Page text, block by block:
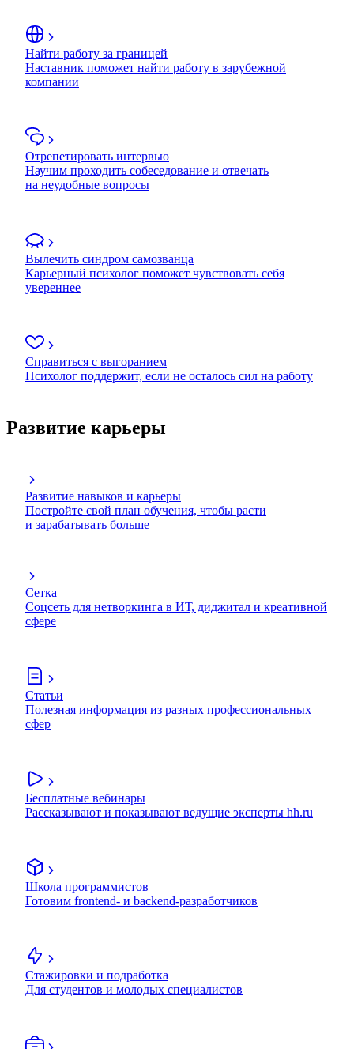
Найти работу за границей
Наставник поможет найти работу в зарубежной
компании
Отрепетировать интервью
Научим проходить собеседование и отвечать
на неудобные вопросы
Вылечить синдром самозванца
Карьерный психолог поможет чувствовать себя
увереннее
Справиться с выгоранием
Психолог поддержит, если не осталось сил на работу
Развитие карьеры
Развитие навыков и карьеры
Постройте свой план обучения, чтобы расти
и зарабатывать больше
Сетка
Соцсеть для нетворкинга в ИТ, диджитал и креативной
сфере
Статьи
Полезная информация из разных профессиональных
сфер
Бесплатные вебинары
Рассказывают и показывают ведущие эксперты hh.ru
Школа программистов
Готовим frontend- и backend-разработчиков
Стажировки и подработка
Для студентов и молодых специалистов